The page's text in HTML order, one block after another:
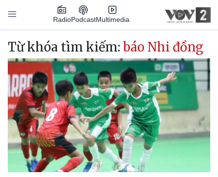
Nhảy đến nội dung
RadioPodcastMultimedia
Main navigation
Từ khóa tìm kiếm: báo Nhi đồng